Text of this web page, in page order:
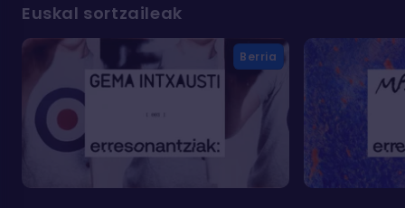
Euskal sortzaileak
Berria